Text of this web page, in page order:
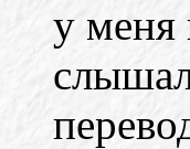
у меня